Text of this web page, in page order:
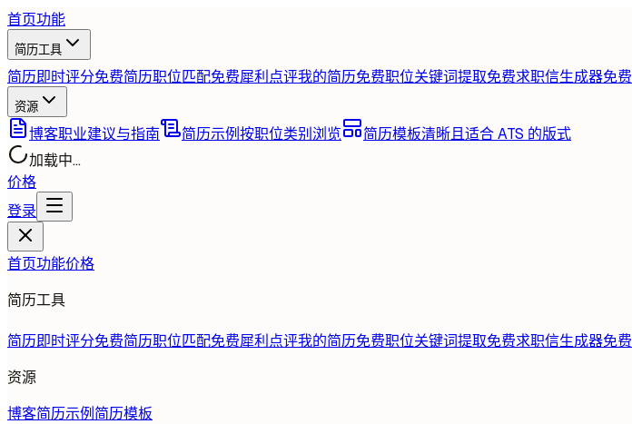
首页功能
简历工具
简历即时评分免费简历职位匹配免费犀利点评我的简历免费职位关键词提取免费求职信生成器免费
资源
博客职业建议与指南 简历示例按职位类别浏览 简历模板清晰且适合 ATS 的版式
加载中...
价格
登录
首页功能价格
简历工具
简历即时评分免费简历职位匹配免费犀利点评我的简历免费职位关键词提取免费求职信生成器免费
资源
博客简历示例 简历模板